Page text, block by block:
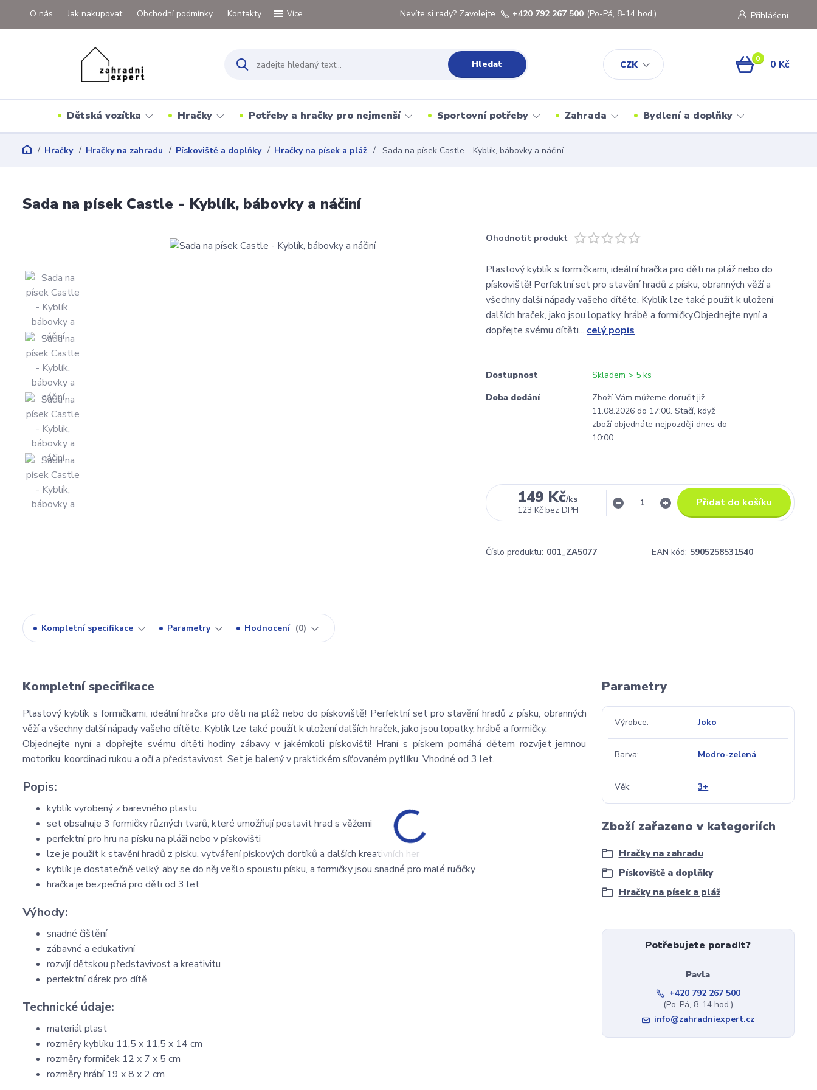
O nás Jak nakupovat Obchodní podmínky Kontakty Více
CZK
Přihlášení
Hledat
Nevíte si rady? Zavolejte. +420 792 267 500 (Po-Pá, 8-14 hod.)
0 0 Kč
Dětská vozítka Hračky Potřeby a hračky pro nejmenší Sportovní potřeby Zahrada Bydlení a doplňky
Hračky Hračky na zahradu Pískoviště a doplňky Hračky na písek a pláž Sada na písek Castle - Kyblík, bábovky a náčiní
Sada na písek Castle - Kyblík, bábovky a náčiní
Ohodnotit produkt
Plastový kyblík s formičkami, ideální hračka pro děti na pláž nebo do
pískoviště! Perfektní set pro stavění hradů z písku, obranných věží a
všechny další nápady vašeho dítěte. Kyblík lze také použít k uložení
dalších hraček, jako jsou lopatky, hrábě a formičky.Objednejte nyní a
dopřejte svému dítěti... celý popis
Dostupnost
Skladem > 5 ks
Doba dodání
Zboží Vám můžeme doručit již
11.08.2026 do 17:00. Stačí, když
zboží objednáte nejpozději dnes do
10:00
149 Kč/ks
123 Kč bez DPH
Přidat do košíku
Číslo produktu: 001_ZA5077 EAN kód: 5905258531540
Kompletní specifikace Parametry Hodnocení 0
Kompletní specifikace
Plastový kyblík s formičkami, ideální hračka pro děti na pláž nebo do pískoviště! Perfektní set pro stavění hradů z písku, obranných
věží a všechny další nápady vašeho dítěte. Kyblík lze také použít k uložení dalších hraček, jako jsou lopatky, hrábě a formičky.
Objednejte nyní a dopřejte svému dítěti hodiny zábavy v jakémkoli pískovišti! Hraní s pískem pomáhá dětem rozvíjet jemnou
motoriku, koordinaci rukou a očí a představivost. Set je balený v praktickém síťovaném pytlíku. Vhodné od 3 let.
Popis:
kyblík vyrobený z barevného plastu
set obsahuje 3 formičky různých tvarů, které umožňují postavit hrad s věžemi
perfektní pro hru na písku na pláži nebo v pískovišti
lze je použít k stavění hradů z písku, vytváření pískových dortíků a dalších kreativních her
kyblík je dostatečně velký, aby se do něj vešlo spoustu písku, a formičky jsou snadné pro malé ručičky
hračka je bezpečná pro děti od 3 let
Výhody:
snadné čištění
zábavné a edukativní
rozvíjí dětskou představivost a kreativitu
perfektní dárek pro dítě
Technické údaje:
materiál plast
rozměry kyblíku 11,5 x 11,5 x 14 cm
rozměry formiček 12 x 7 x 5 cm
rozměry hrábí 19 x 8 x 2 cm
Parametry
Výrobce Joko
Barva Modro-zelená
Věk 3+
Zboží zařazeno v kategoriích
Hračky na zahradu
Pískoviště a doplňky
Hračky na písek a pláž
Potřebujete poradit?
Pavla
+420 792 267 500
(Po-Pá, 8-14 hod.)
info@zahradniexpert.cz